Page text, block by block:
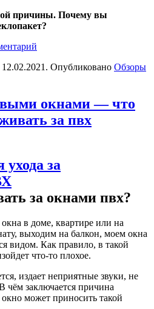
причины. Почему вы
12.02.2021 . Опубликовано Обзоры
окнами — что
за пвх
за окнами пвх?
в доме, квартире или на
выходим на балкон, моем окна
видом. Как правило, в такой
что-то плохое.
издает неприятные звуки, не
чём заключается причина
может приносить такой